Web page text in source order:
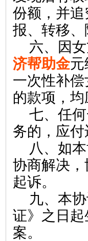
份额，并
报、转移
六、因
济帮助金元
一次性补偿
的款项，
七、任
务的，应
八、如
协商解决
起诉。
九、 本
证》之日
案。